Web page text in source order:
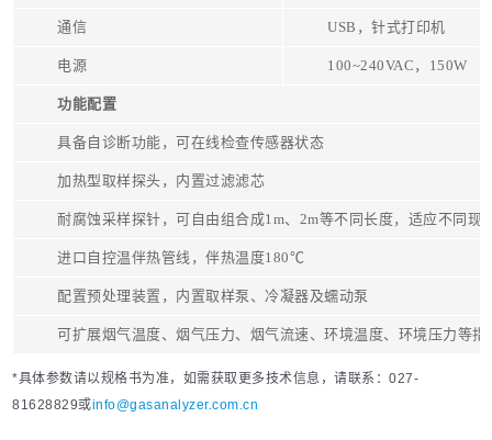
通信 USB，针式打印机
电源 100~240VAC，150W
功能配置
具备自诊断功能，可在线检查传感器状态
加热型取样探头，内置过滤滤芯
耐腐蚀采样探针，可自由组合成1m、2m等不同长度，适应不同现
进口自控温伴热管线，伴热温度180℃
配置预处理装置，内置取样泵、冷凝器及蠕动泵
可扩展烟气温度、烟气压力、烟气流速、环境温度、环境压力等指
*具体参数请以规格书为准，如需获取更多技术信息，请联系：027-
81628829或info@gasanalyzer.com.cn